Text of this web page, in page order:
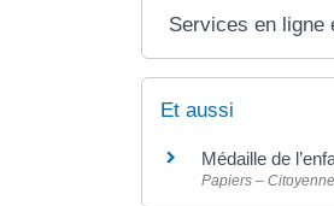
Services en ligne
Et aussi
Médaille de
Papiers –